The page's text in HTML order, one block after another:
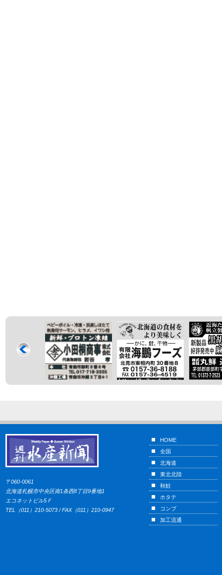
〒060-0061
北海道札幌市中央区南1条西8丁目9番地1
エコネットビル5Ｆ
TEL（011）210-5073 / FAX（011）210-0947
HOME
全国
北海道
東北北陸
秋鮭
ホタテ
コンブ
加工流通